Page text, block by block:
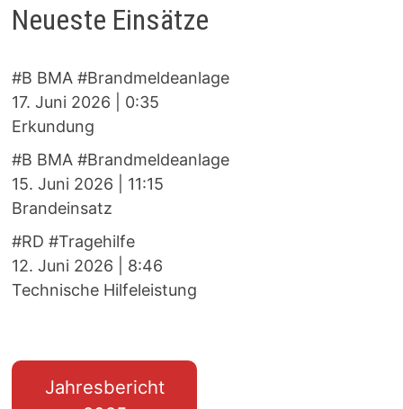
Neueste Einsätze
#B BMA #Brandmeldeanlage
17. Juni 2026
0:35
Erkundung
#B BMA #Brandmeldeanlage
15. Juni 2026
11:15
Brandeinsatz
#RD #Tragehilfe
12. Juni 2026
8:46
Technische Hilfeleistung
Jahresbericht